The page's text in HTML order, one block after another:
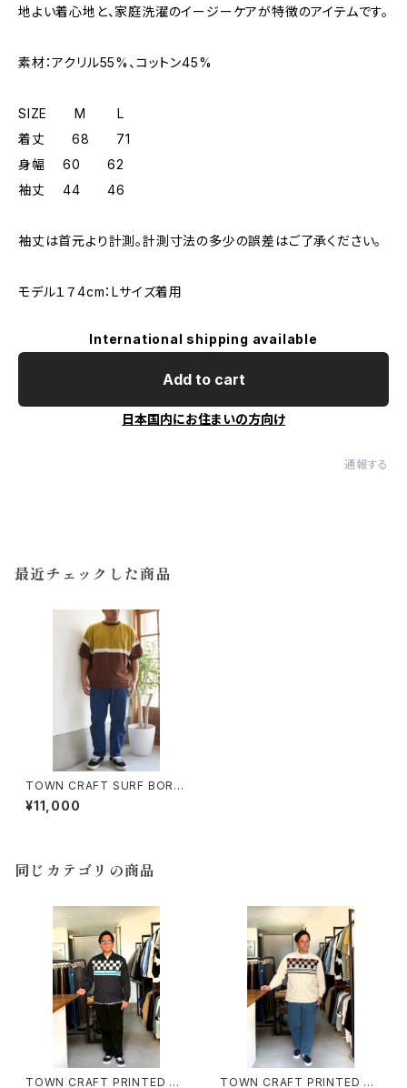
地よい着心地と、家庭洗濯のイージーケアが特徴のアイテムです。
素材：アクリル55%、コットン45%
SIZE M L
着丈 68 71
身幅 60 62
袖丈 44 46
袖丈は首元より計測。計測寸法の多少の誤差はご了承ください。
モデル１７4cm：Lサイズ着用
International shipping available
Add to cart
日本国内にお住まいの方向け
通報する
最近チェックした商品
TOWN CRAFT SURF BORD
ER KNIT CREW タウンクラフト
サーフボーダー クルーネックニ
¥11,000
同じカテゴリの商品
TOWN CRAFT PRINTED RO TOWN CRAFT PRINTED RO